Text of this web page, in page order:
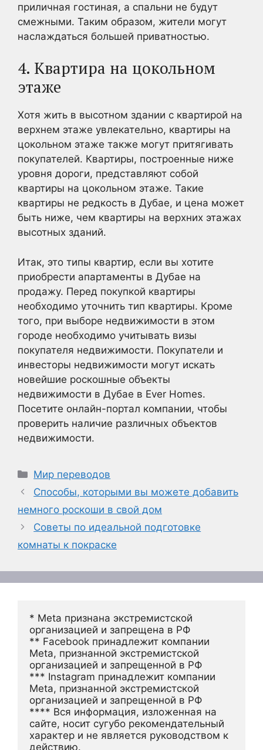
приличная гостиная, а спальни не будут
смежными. Таким образом, жители могут
наслаждаться большей приватностью.
4. Квартира на цокольном
этаже
Хотя жить в высотном здании с квартирой на
верхнем этаже увлекательно, квартиры на
цокольном этаже также могут притягивать
покупателей. Квартиры, построенные ниже
уровня дороги, представляют собой
квартиры на цокольном этаже. Такие
квартиры не редкость в Дубае, и цена может
быть ниже, чем квартиры на верхних этажах
высотных зданий.
Итак, это типы квартир, если вы хотите
приобрести апартаменты в Дубае на
продажу. Перед покупкой квартиры
необходимо уточнить тип квартиры. Кроме
того, при выборе недвижимости в этом
городе необходимо учитывать визы
покупателя недвижимости. Покупатели и
инвесторы недвижимости могут искать
новейшие роскошные объекты
недвижимости в Дубае в Ever Homes.
Посетите онлайн-портал компании, чтобы
проверить наличие различных объектов
недвижимости.
Рубрики
Мир переводов
Способы, которыми вы можете добавить
немного роскоши в свой дом
Советы по идеальной подготовке
комнаты к покраске
* Meta признана экстремистской
организацией и запрещена в РФ
** Facebook принадлежит компании
Meta, признанной экстремистской
организацией и запрещенной в РФ
*** Instagram принадлежит компании
Meta, признанной экстремистской
организацией и запрещенной в РФ
**** Вся информация, изложенная на
сайте, носит сугубо рекомендательный
характер и не является руководством к
действию.